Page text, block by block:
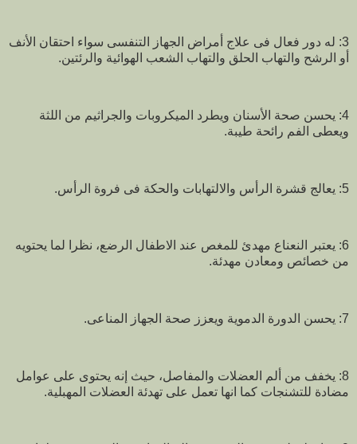
3: له دور فعال فى علاج أمراض الجهاز التنفسى سواء احتقان الأنف
أو الرشح والتهاب الحلق والتهاب الشعب الهوائية والرئتين.
4: يحسن صحة الأسنان ويطرد الميكروبات والجراثيم من اللثة
ويعطى الفم رائحة طيبة.
5: يعالج قشرة الرأس والالتهابات والحكة فى فروة الرأس.
6: يعتبر النعناع مهدئ للمغص عند الاطفال الرضع، نظرا لما يحتويه
من خصائص ومعادن مهدئة.
7: يحسن الدورة الدموية ويعزز صحة الجهاز المناعى.
8: يخفف من ألم العضلات والمفاصل، حيث إنه يحتوى على عوامل
مضادة للتشنجات كما انها تعمل على تهدئة العضلات المهبلية.